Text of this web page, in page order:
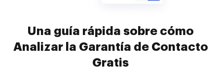
Una guía rápida sobre cómo
Analizar la Garantía de Contacto
Gratis